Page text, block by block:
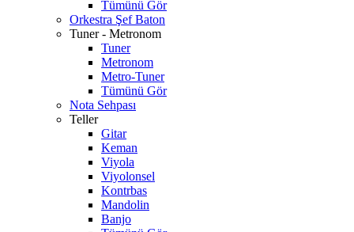
Tümünü Gör
Orkestra Şef Baton
Tuner - Metronom
Tuner
Metronom
Metro-Tuner
Tümünü Gör
Nota Sehpası
Teller
Gitar
Keman
Viyola
Viyolonsel
Kontrbas
Mandolin
Banjo